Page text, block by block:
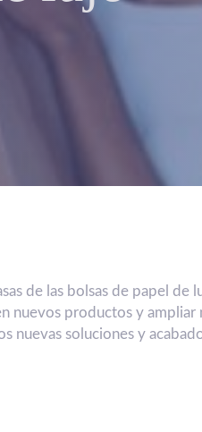
de las bolsas de papel de
nuevos productos y ampliar
nuevas soluciones y